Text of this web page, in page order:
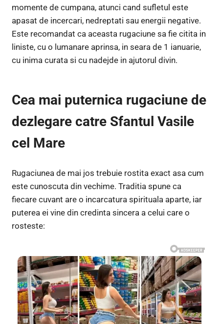
momente de cumpana, atunci cand sufletul este
apasat de incercari, nedreptati sau energii negative.
Este recomandat ca aceasta rugaciune sa fie citita in
liniste, cu o lumanare aprinsa, in seara de 1 ianuarie,
cu inima curata si cu nadejde in ajutorul divin.
Cea mai puternica rugaciune de
dezlegare catre Sfantul Vasile
cel Mare
Rugaciunea de mai jos trebuie rostita exact asa cum
este cunoscuta din vechime. Traditia spune ca
fiecare cuvant are o incarcatura spirituala aparte, iar
puterea ei vine din credinta sincera a celui care o
rosteste: